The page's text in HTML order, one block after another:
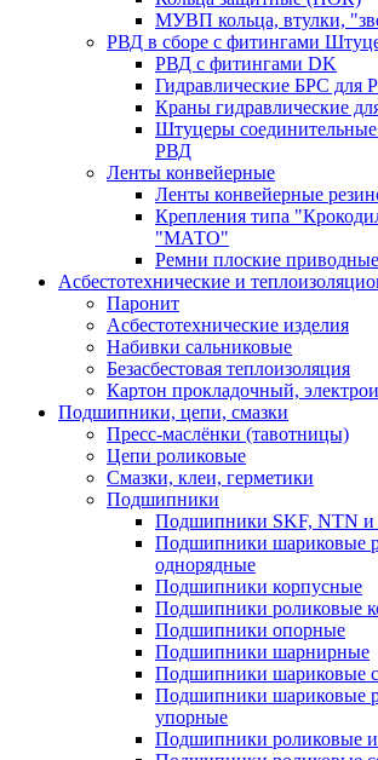
МУВП кольца, втулки,
РВД в сборе с фитингами
РВД с фитингами DK
Гидравлические БРС для
Краны гидравлические
Штуцеры
РВД
Ленты конвейерные
Ленты конвейерные
Крепления типа
"МАТО"
Ремни плоские
Асбестотехнические и
Паронит
Асбестотехнические изделия
Набивки сальниковые
Безасбестовая теплоизоляция
Картон прокладочный,
Подшипники, цепи, смазки
Пресс-маслёнки (тавотницы)
Цепи роликовые
Смазки, клеи, герметики
Подшипники
Подшипники SKF, NTN и
Подшипники шариковые
однорядные
Подшипники корпусные
Подшипники роликовые
Подшипники опорные
Подшипники шарнирные
Подшипники шариковые
Подшипники шариковые
упорные
Подшипники роликовые